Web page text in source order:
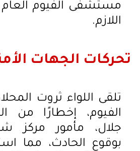
مستشفى الفيوم العام
اللازم.
تحركات الجهات
تلقى اللواء ثروت
الفيوم، إخطارًا من
جلال، مأمور مركز
بوقوع الحادث، مما